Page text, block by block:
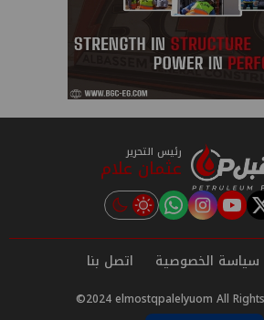
رئيس التحرير
عثمان علام
twitter
youtube
instagram
tiktok
سياسة الخصوصية اتصل بنا
©2024 elmostqpalelyuom All